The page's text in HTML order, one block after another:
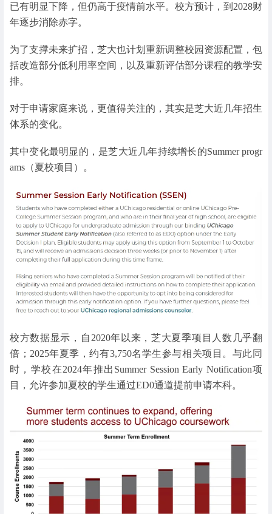
已有明显下降，但仍高于疫情前水平。校方预计，到2028财
年逐步消除赤字。
为了支撑未来扩招，芝大也计划重新调整校园资源配置，包
括改造部分低利用率空间，以及重新评估部分课程的教学安
排。
对于申请家庭来说，更值得关注的，其实是芝大近几年招生
体系的变化。
其中变化最明显的，是芝大近几年持续增长的Summer progr
ams（夏校项目）。
校方数据显示，自2020年以来，芝大夏季项目人数几乎翻
倍；2025年夏季，约有3,750名学生参与相关项目。与此同
时，学校在2024年推出Summer Session Early Notification项
目，允许参加夏校的学生通过ED0通道提前申请本科。